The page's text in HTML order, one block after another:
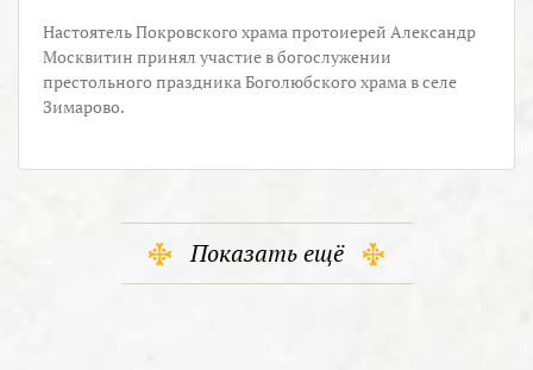
Настоятель Покровского храма протоиерей Александр
Москвитин принял участие в богослужении
престольного праздника Боголюбского храма в селе
Зимарово.
Показать ещё